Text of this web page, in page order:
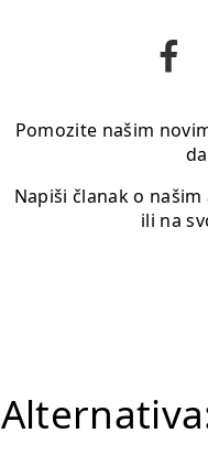
Pomozite našim
Napiši članak o
ili na